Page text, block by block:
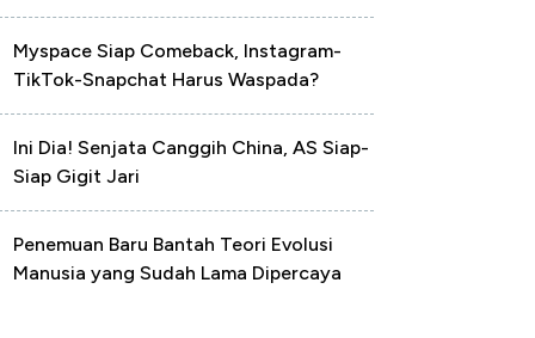
Myspace Siap Comeback, Instagram-
TikTok-Snapchat Harus Waspada?
Ini Dia! Senjata Canggih China, AS Siap-
Siap Gigit Jari
Penemuan Baru Bantah Teori Evolusi
Manusia yang Sudah Lama Dipercaya